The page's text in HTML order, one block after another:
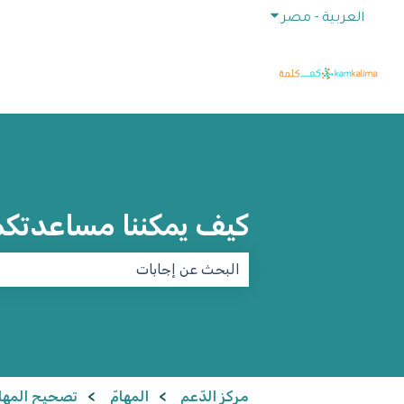
العربية - مصر إظهار القائمة الفرعية للترجمات
كيف يمكننا
مركز الدّعم المهامّ تصحيح